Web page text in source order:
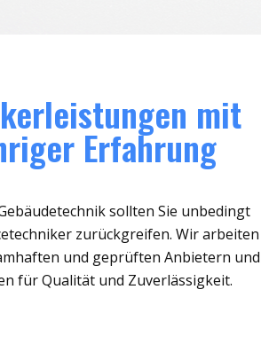
mit
Erfahrung
sollten Sie unbedingt
zurückgreifen. Wir arbeiten
und geprüften Anbietern und
für Qualität und Zuverlässigkeit.